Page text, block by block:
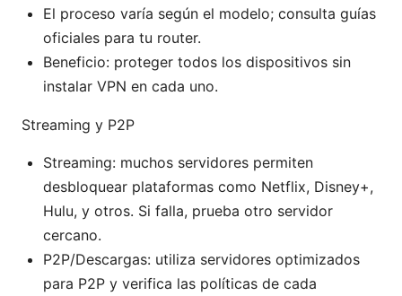
El proceso varía según el modelo; consulta guías
oficiales para tu router.
Beneficio: proteger todos los dispositivos sin
instalar VPN en cada uno.
Streaming y P2P
Streaming: muchos servidores permiten
desbloquear plataformas como Netflix, Disney+,
Hulu, y otros. Si falla, prueba otro servidor
cercano.
P2P/Descargas: utiliza servidores optimizados
para P2P y verifica las políticas de cada